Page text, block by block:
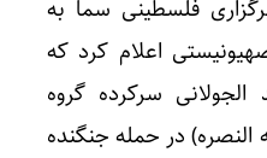
فلسطینی سما به
اعلام کرد که
سرکرده گروه
النصره) در حمله جنگنده